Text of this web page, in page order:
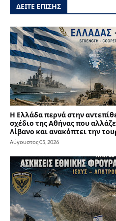
ΔΕΙΤΕ ΕΠΙΣΗΣ
Η Ελλάδα περνά στην
σχέδιο της Αθήνας που
Λίβανο και ανακόπτει την
Αύγουστος 05, 2026